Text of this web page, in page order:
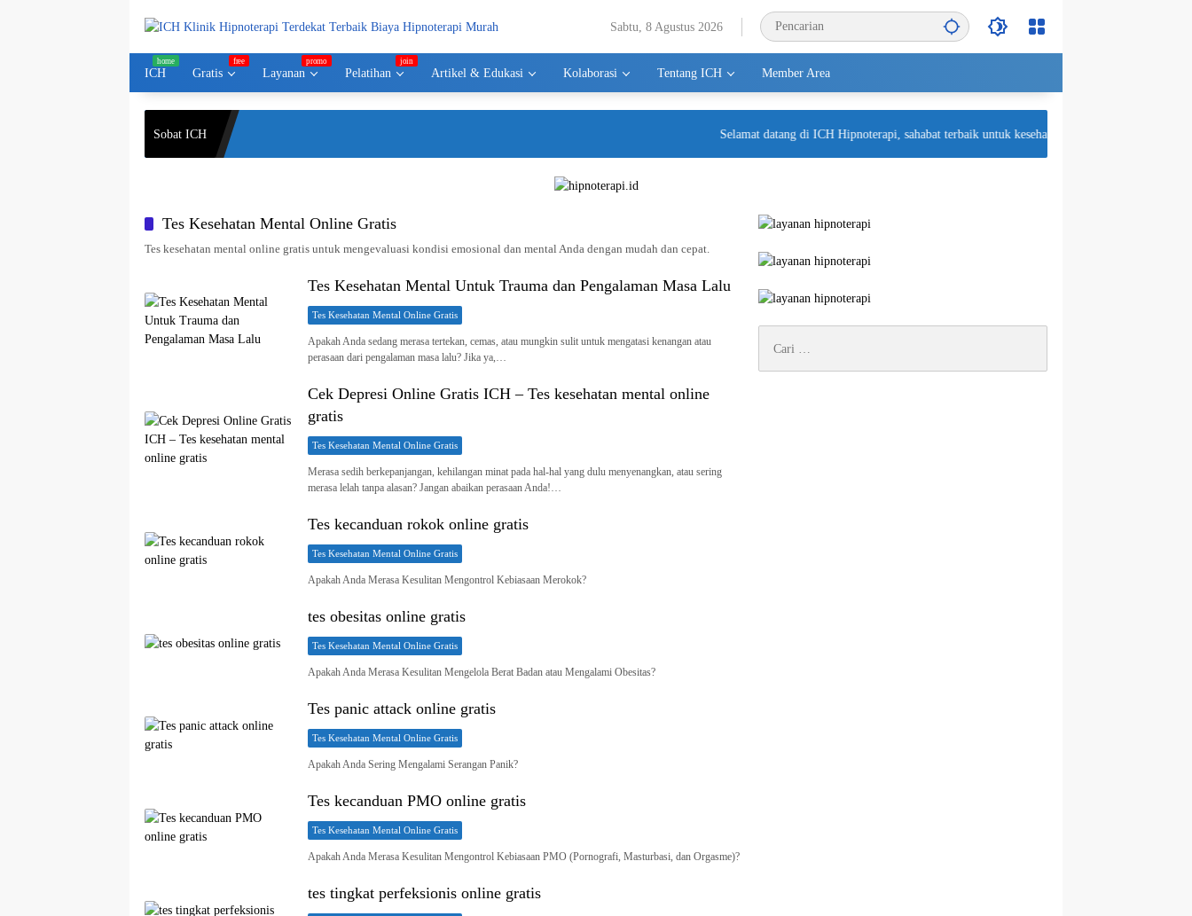
Sabtu, 8 Agustus 2026
ICH Gratis Layanan Pelatihan Artikel & Edukasi Kolaborasi Tentang ICH Member Area
Sobat ICH Selamat datang di ICH Hipnoterapi, sahabat terbaik untuk kesehatan mental Anda! Semoga
Tes Kesehatan Mental Online Gratis
Tes kesehatan mental online gratis untuk mengevaluasi kondisi emosional dan mental Anda dengan mudah dan cepat.
Tes Kesehatan Mental Untuk Trauma dan Pengalaman Masa Lalu
Tes Kesehatan Mental Online Gratis
Apakah Anda sedang merasa tertekan, cemas, atau mungkin sulit untuk mengatasi kenangan atau
perasaan dari pengalaman masa lalu? Jika ya,…
Cek Depresi Online Gratis ICH – Tes kesehatan mental online
gratis
Tes Kesehatan Mental Online Gratis
Merasa sedih berkepanjangan, kehilangan minat pada hal-hal yang dulu menyenangkan, atau sering
merasa lelah tanpa alasan? Jangan abaikan perasaan Anda!…
Tes kecanduan rokok online gratis
Tes Kesehatan Mental Online Gratis
Apakah Anda Merasa Kesulitan Mengontrol Kebiasaan Merokok?
tes obesitas online gratis
Tes Kesehatan Mental Online Gratis
Apakah Anda Merasa Kesulitan Mengelola Berat Badan atau Mengalami Obesitas?
Tes panic attack online gratis
Tes Kesehatan Mental Online Gratis
Apakah Anda Sering Mengalami Serangan Panik?
Tes kecanduan PMO online gratis
Tes Kesehatan Mental Online Gratis
Apakah Anda Merasa Kesulitan Mengontrol Kebiasaan PMO (Pornografi, Masturbasi, dan Orgasme)?
tes tingkat perfeksionis online gratis
untuk: